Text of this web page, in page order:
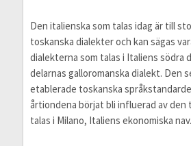
Den italienska som talas idag är till
toskanska dialekter och kan sägas
dialekterna som talas i Italiens södra
delarnas galloromanska dialekt. Den
etablerade toskanska
årtiondena börjat bli influerad av den
talas i Milano, Italiens ekonomiska nav.